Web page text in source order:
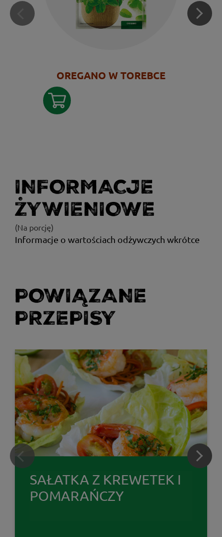
OREGANO W TOREBCE
INFORMACJE
ŻYWIENIOWE
(Na porcję)
Informacje o wartościach odżywczych wkrótce
POWIĄZANE
PRZEPISY
SAŁATKA Z KREWETEK I
POMARAŃCZY